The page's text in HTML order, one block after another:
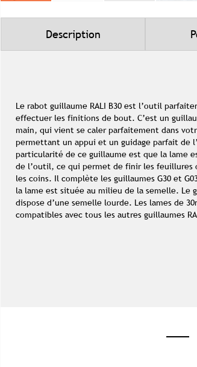
the
gallery
Description
Le rabot guillaume RALI B30 est l’outil
effectuer les finitions de bout. C’est un
main, qui vient se caler parfaitement dans
permettant un appui et un guidage parfait de
particularité de ce guillaume est que la lame
de l’outil, ce qui permet de finir les feuillures
les coins. Il complète les guillaumes G30 et
la lame est située au milieu de la semelle. Le
dispose d’une semelle lourde. Les lames de
compatibles avec tous les autres guillaumes